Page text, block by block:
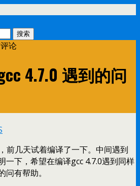
论
4.7.0 遇到的问
前几天试着编译了一下。中间遇到
一下，希望在编译gcc 4.7.0遇到同样
有帮助。